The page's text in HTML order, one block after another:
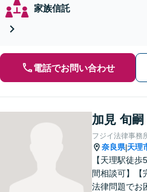
家族信託
電話でお問い合わせ
加見 旬嗣
フジイ法律事務
奈良県|天理
【天理駅徒
間相談可】【
法律問題でお